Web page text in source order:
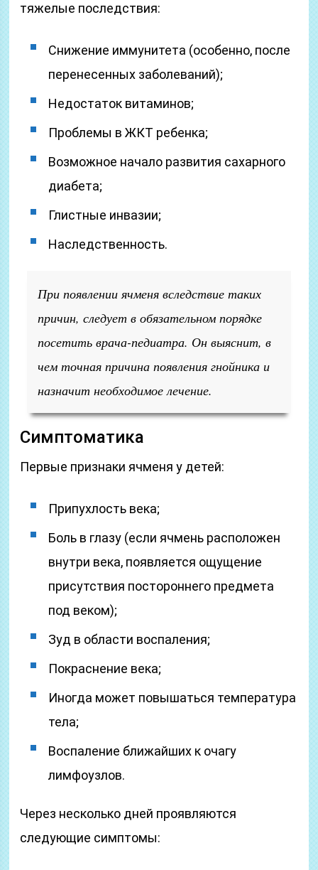
тяжелые последствия:
Снижение иммунитета (особенно, после
перенесенных заболеваний);
Недостаток витаминов;
Проблемы в ЖКТ ребенка;
Возможное начало развития сахарного
диабета;
Глистные инвазии;
Наследственность.
При появлении ячменя вследствие таких
причин, следует в обязательном порядке
посетить врача-педиатра. Он выяснит, в
чем точная причина появления гнойника и
назначит необходимое лечение.
Симптоматика
Первые признаки ячменя у детей:
Припухлость века;
Боль в глазу (если ячмень расположен
внутри века, появляется ощущение
присутствия постороннего предмета
под веком);
Зуд в области воспаления;
Покраснение века;
Иногда может повышаться температура
тела;
Воспаление ближайших к очагу
лимфоузлов.
Через несколько дней проявляются
следующие симптомы: